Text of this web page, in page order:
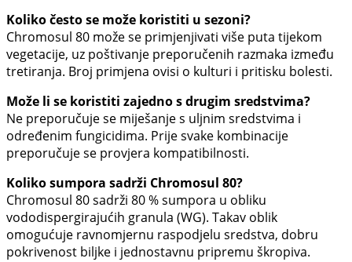
Koliko često se može koristiti u sezoni?
Chromosul 80 može se primjenjivati više puta tijekom
vegetacije, uz poštivanje preporučenih razmaka između
tretiranja. Broj primjena ovisi o kulturi i pritisku bolesti.
Može li se koristiti zajedno s drugim sredstvima?
Ne preporučuje se miješanje s uljnim sredstvima i
određenim fungicidima. Prije svake kombinacije
preporučuje se provjera kompatibilnosti.
Koliko sumpora sadrži Chromosul 80?
Chromosul 80 sadrži 80 % sumpora u obliku
vododispergirajućih granula (WG). Takav oblik
omogućuje ravnomjernu raspodjelu sredstva, dobru
pokrivenost biljke i jednostavnu pripremu škropiva.